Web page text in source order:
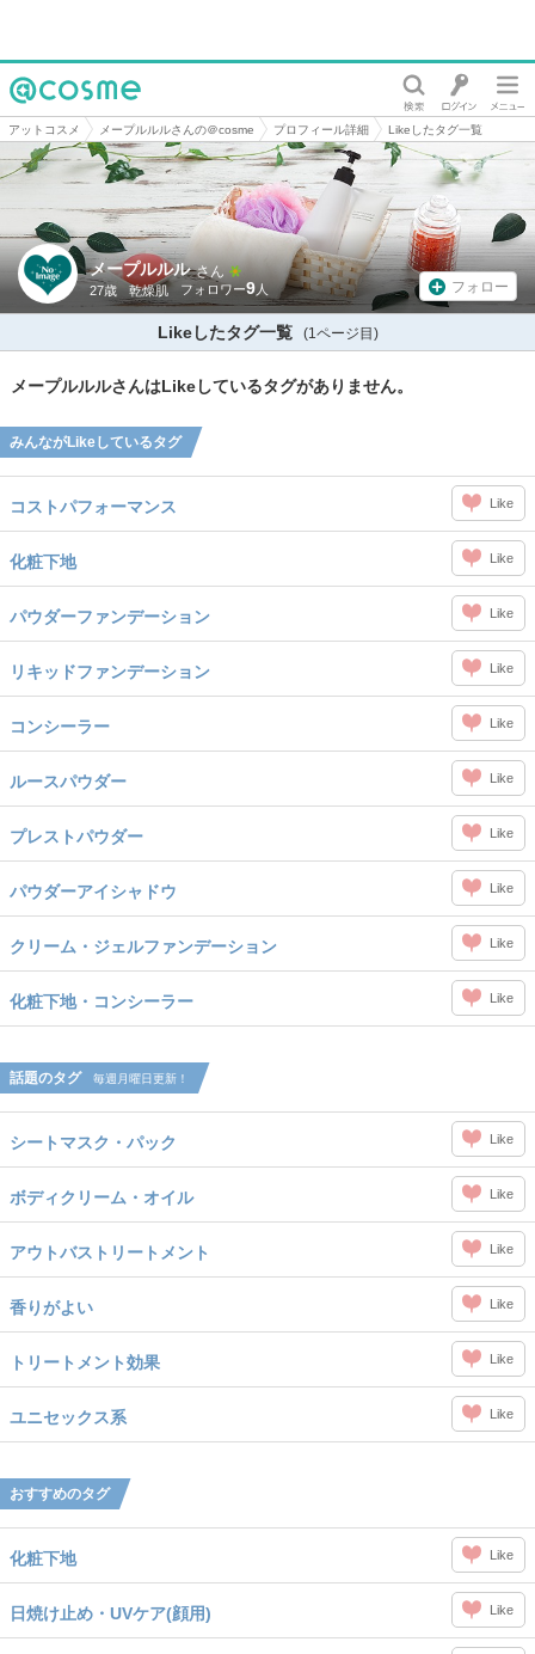
@cosme
アットコスメ メープルルルさんの＠cosme プロフィール詳細 Likeしたタグ一覧
メープルルル さん
27歳 乾燥肌 9 フォロー
Likeしたタグ一覧 (1ページ目)
メープルルルさんはLikeしているタグがありません。
みんながLikeしているタグ
コストパフォーマンス Like
化粧下地 Like
パウダーファンデーション Like
リキッドファンデーション Like
コンシーラー Like
ルースパウダー Like
プレストパウダー Like
パウダーアイシャドウ Like
クリーム・ジェルファンデーション Like
化粧下地・コンシーラー Like
話題のタグ 毎週月曜日更新！
シートマスク・パック Like
ボディクリーム・オイル Like
アウトバストリートメント Like
香りがよい Like
トリートメント効果 Like
ユニセックス系 Like
おすすめのタグ
化粧下地 Like
日焼け止め・UVケア(顔用) Like